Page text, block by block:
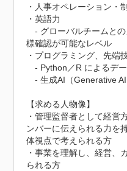
・人事オペレーション・
・英語力
- グローバルチームと
様確認が可能なレベル
・プログラミング、先端
- Python／R によるデ
- 生成AI（Generative
【求める人物像】
・管理監督者として経営
ンバーに伝えられる力を
体視点で考えられる方
・事業を理解し、経営、
られる方